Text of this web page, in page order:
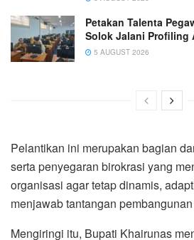
Petakan Talenta
Solok Jalani Profiling
5 AUGUST 2026
Pelantikan ini merupakan bagian
serta penyegaran birokrasi yang
organisasi agar tetap dinamis,
menjawab tantangan
Mengiringi itu, Bupati Khairunas